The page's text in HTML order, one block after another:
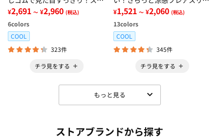
レッチ楽ちんデニム
¥2,691 ～ ¥2,960 (税込)
6colors
COOL
323件
チラ見をする
ブブラウス
¥1,521 ～ ¥2,060 (税込)
13colors
COOL
345件
チラ見をする
もっと見る
ストアブランドから探す